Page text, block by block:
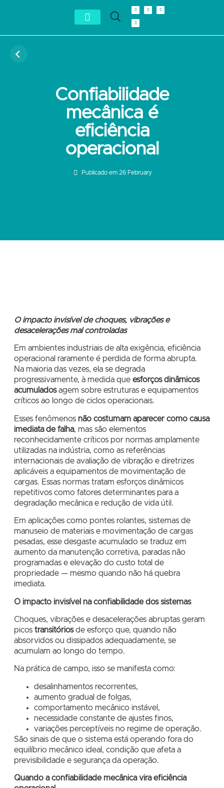
Confiabilidade
mecânica é
eficiência
operacional
Publicado em 26 February
O impacto invisível de choques, vibrações e
desacelerações mal controladas
Em ambientes industriais de alta exigência, eficiência
operacional raramente é perdida de forma abrupta.
Na maioria das vezes, ela se degrada
progressivamente, à medida que esforços dinâmicos
acumuladosagem sobre estruturas e equipamentos
críticos ao longo de ciclos operacionais.
Esses fenômenos não costumam aparecer como causa
imediata de falha, mas são elementos
reconhecidamente críticos por normas amplamente
utilizadas na indústria, como as referências
internacionais de avaliação de vibração e diretrizes
aplicáveis a equipamentos de movimentação de
cargas. Essas normas tratam esforços dinâmicos
repetitivos como fatores determinantes para a
degradação mecânica e redução de vida útil.
Em aplicações como pontes rolantes, sistemas de
manuseio de materiais e movimentação de cargas
pesadas, esse desgaste acumulado se traduz em
aumento da manutenção corretiva, paradas não
programadas e elevação do custo total de
propriedade — mesmo quando não há quebra
imediata.
O impacto invisível na confiabilidade dos sistemas
Choques, vibrações e desacelerações abruptas geram
picos transitóriosde esforço que, quando não
absorvidos ou dissipados adequadamente, se
acumulam ao longo do tempo.
Na prática de campo, isso se manifesta como:
desalinhamentos recorrentes,
aumento gradual de folgas,
comportamento mecânico instável,
necessidade constante de ajustes finos,
variações perceptíveis no regime de operação.
São sinais de que o sistema está operando fora do
equilíbrio mecânico ideal, condição que afeta a
previsibilidade e segurança da operação.
Quando a confiabilidade mecânica vira eficiência